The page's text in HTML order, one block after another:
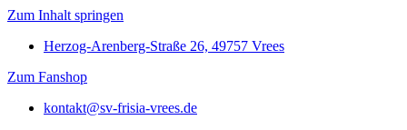
Zum Inhalt springen
Herzog-Arenberg-Straße 26, 49757 Vrees
Zum Fanshop
kontakt@sv-frisia-vrees.de